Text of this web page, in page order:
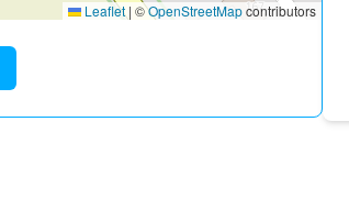
Leaflet | ©OpenStreetMapcontributors